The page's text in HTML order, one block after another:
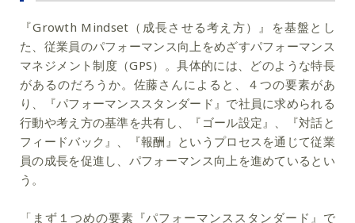
『Growth Mindset（成長させる考え方）』を基盤とし
た、従業員のパフォーマンス向上をめざすパフォーマンス
マネジメント制度（GPS）。具体的には、どのような特長
があるのだろうか。佐藤さんによると、４つの要素があ
り、『パフォーマンススタンダード』で社員に求められる
行動や考え方の基準を共有し、『ゴール設定』、『対話と
フィードバック』、『報酬』というプロセスを通じて従業
員の成長を促進し、パフォーマンス向上を進めているとい
う。
「まず１つめの要素『パフォーマンススタンダード』で